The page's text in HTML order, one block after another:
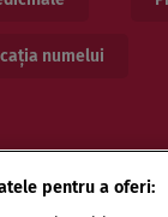
numelui
pentru a oferi: